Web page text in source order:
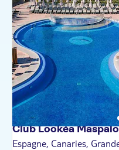
Club Lookéa
Espagne, Canaries,